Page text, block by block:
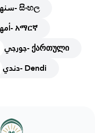
سنهالي- සිංහල
أمهري- አማርኛ
جورجي- ქართული
دندي- Dendi